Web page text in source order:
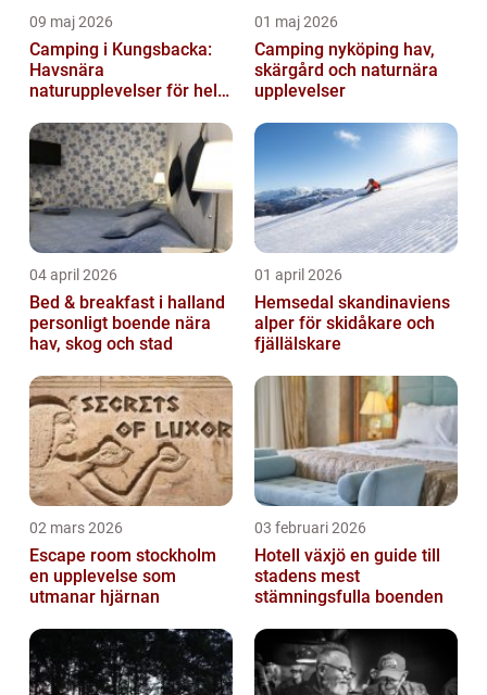
09 maj 2026
Camping i Kungsbacka:
Havsnära
naturupplevelser för hela
01 maj 2026
Camping nyköping hav,
skärgård och naturnära
upplevelser
04 april 2026
Bed & breakfast i halland
personligt boende nära
hav, skog och stad
01 april 2026
Hemsedal skandinaviens
alper för skidåkare och
fjällälskare
02 mars 2026
Escape room stockholm
en upplevelse som
utmanar hjärnan
03 februari 2026
Hotell växjö en guide till
stadens mest
stämningsfulla boenden